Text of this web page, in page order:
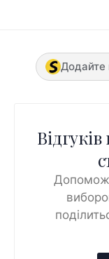
Додайте